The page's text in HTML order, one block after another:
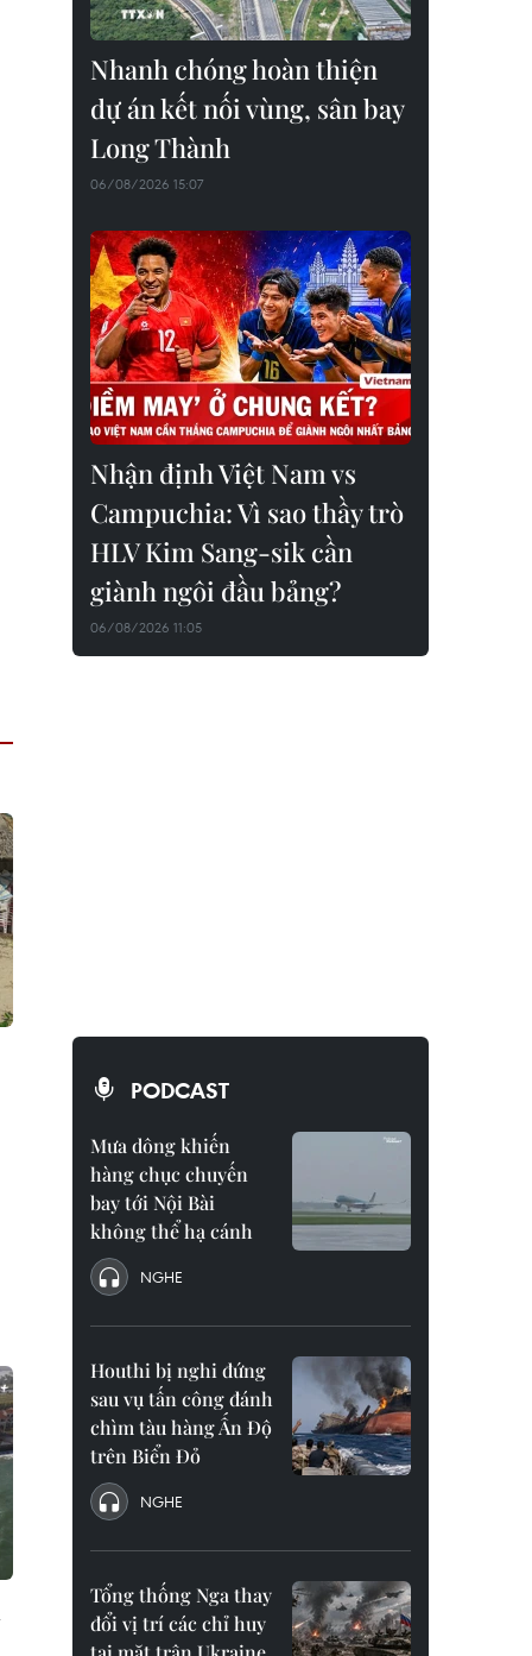
Nhanh chóng hoàn thiện
dự án kết nối vùng, sân bay
Long Thành
06/08/2026 15:07
Nhận định Việt Nam vs
Campuchia: Vì sao thầy trò
HLV Kim Sang-sik cần
giành ngôi đầu bảng?
06/08/2026 11:05
PODCAST
Mưa dông khiến
hàng chục chuyến
bay tới Nội Bài
không thể hạ cánh
NGHE
Houthi bị nghi đứng
sau vụ tấn công đánh
chìm tàu hàng Ấn Độ
trên Biển Đỏ
NGHE
Tổng thống Nga thay
đổi vị trí các chỉ huy